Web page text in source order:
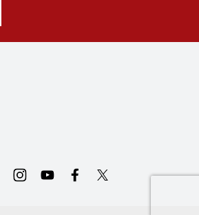
InstagramYoutubeFacebookTwitter